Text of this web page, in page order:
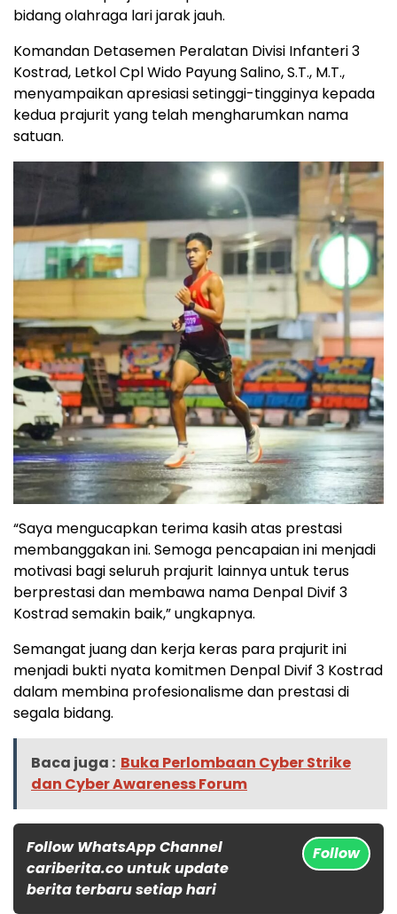
bidang olahraga lari jarak jauh.
Komandan Detasemen Peralatan Divisi Infanteri 3
Kostrad, Letkol Cpl Wido Payung Salino, S.T., M.T.,
menyampaikan apresiasi setinggi-tingginya kepada
kedua prajurit yang telah mengharumkan nama
satuan.
“Saya mengucapkan terima kasih atas prestasi
membanggakan ini. Semoga pencapaian ini menjadi
motivasi bagi seluruh prajurit lainnya untuk terus
berprestasi dan membawa nama Denpal Divif 3
Kostrad semakin baik,” ungkapnya.
Semangat juang dan kerja keras para prajurit ini
menjadi bukti nyata komitmen Denpal Divif 3 Kostrad
dalam membina profesionalisme dan prestasi di
segala bidang.
Baca juga : Buka Perlombaan Cyber Strike
dan Cyber Awareness Forum
Follow WhatsApp Channel
cariberita.co untuk update
berita terbaru setiap hari
Follow